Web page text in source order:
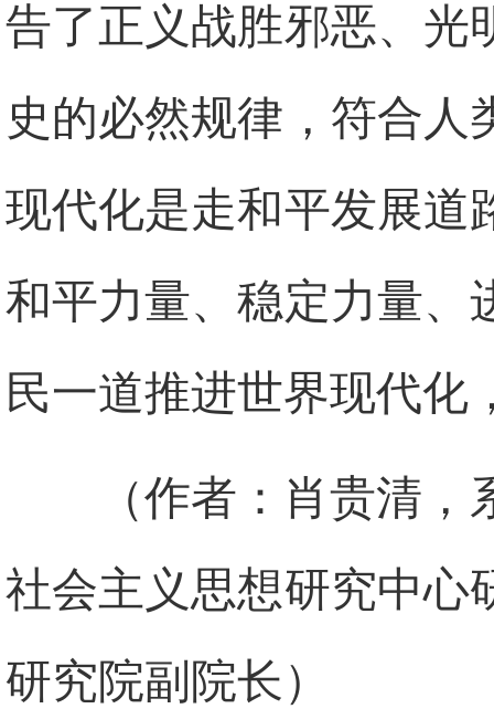
告了正义战胜邪恶、光
史的必然规律，符合人
现代化是走和平发展道
和平力量、稳定力量、
民一道推进世界现代化
（作者：肖贵清
社会主义思想研究中心
研究院副院长）